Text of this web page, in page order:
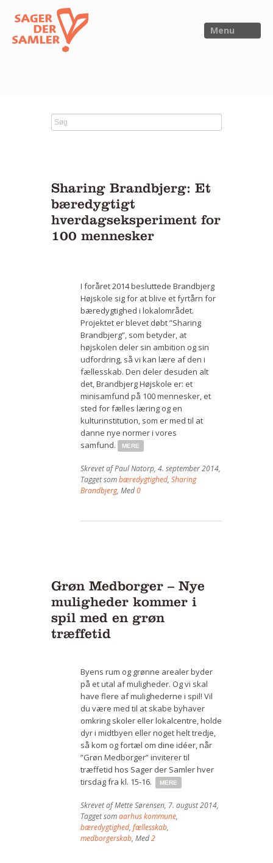
Menu
FORSKNING
Politikker og vedtægter
Sharing Brandbjerg: Et
bæredygtigt
hverdagseksperiment for
100 mennesker
I foråret 2014 besluttede Brandbjerg
Højskole sig for at blive et fyrtårn for
bæredygtighed i lokalområdet.
Projektet er blevet døbt ”Sharing
Brandbjerg”, som betyder, at
højskolen deler sin ambition og sin
udfordring, så vi kan lære af den i
fællesskab. Den deler desuden alt
det, Brandbjerg Højskole er: et
minisamfund på 100 mennesker, et
sted for fælles læring og en
kulturinstitution, som er med til at
danne nye normer i vores
samfund.
MERE
Skrevet afPaul Natorp, 4. september 2014,
Tagget sombæredygtighed, Sharing
Brandbjerg, Med0
Grøn Medborger – Nye
muligheder kommer i
spil med en grøn
træffetid
Byens rum og grønne arealer byder
på et utal af muligheder. Og vi skal
have flere af mulighederne i spil! Vil
du være med til at skabe byhaver
omkring skoler eller lokalcentre, holde
dyr i midtbyen eller noget helt tredje,
så kom og fortæl om dine idéer, når
”Grøn Medborger” inviterer til
træffetid hos Sager der Samler hver
tirsdag fra kl. 15-16.
MERE
Skrevet afMette Sørensen, 7. august 2014,
Tagget somaarhus kommune,
bæredygtighed, fællesskab,
medborgerskab, Med2